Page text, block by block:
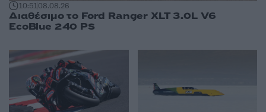
10:5108.08.26
Διαθέσιμο το Ford Ranger XLT 3.0L V6
EcoBlue 240 PS